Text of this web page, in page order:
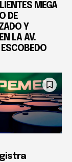
MEGA
DE
Y
LA AV.